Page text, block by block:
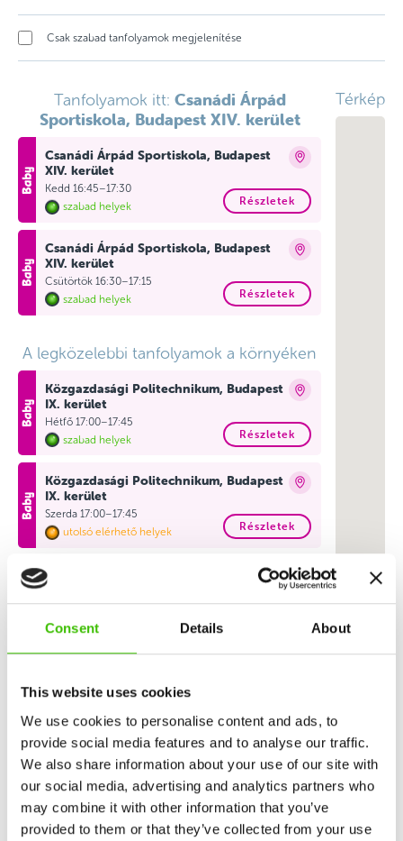
Consent Details About
This website uses cookies
We use cookies to personalise content and ads, to
provide social media features and to analyse our traffic.
We also share information about your use of our site with
our social media, advertising and analytics partners who
may combine it with other information that you’ve
provided to them or that they’ve collected from your use
Csak szabad tanfolyamok megjelenítése
Tanfolyamok itt: Csanádi Árpád
Sportiskola, Budapest XIV. kerület
Csanádi Árpád Sportiskola, Budapest
XIV. kerület
Kedd 16:45–17:30
szabad helyek
Részletek
Csanádi Árpád Sportiskola, Budapest
XIV. kerület
Csütörtök 16:30–17:15
szabad helyek
Részletek
A legközelebbi tanfolyamok a környéken
Közgazdasági Politechnikum, Budapest
IX. kerület
Hétfő 17:00–17:45
szabad helyek
Részletek
Közgazdasági Politechnikum, Budapest
IX. kerület
Szerda 17:00–17:45
utolsó elérhető helyek
Részletek
KMASZC Magyar Gyula Kertészeti
Technikum és Szakképző Iskola,
Budapest X. kerület
Kedd 16:30–17:15
Technikum XIII. kerület
utolsó elérhető helyek
Részletek
Budapesti Gépészeti SZC Magyar
Hajózási Technikum XIII. kerület
Kedd 16:45–17:30
szabad helyek
Részletek
Térkép